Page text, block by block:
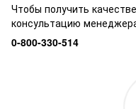
Чтобы получить
консультацию
0-800-330-514